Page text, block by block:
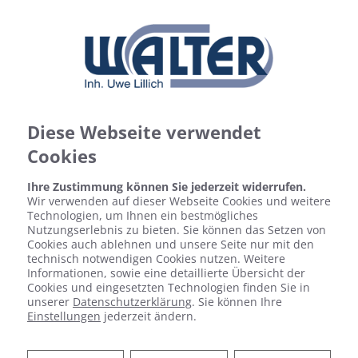
LEGIONELLEN IM
Diese Webseite verwendet
Cookies
Ihre Zustimmung können Sie jederzeit widerrufen.
Wir verwenden auf dieser Webseite Cookies und weitere
Technologien, um Ihnen ein bestmögliches
Nutzungserlebnis zu bieten. Sie können das Setzen von
Cookies auch ablehnen und unsere Seite nur mit den
technisch notwendigen Cookies nutzen. Weitere
Informationen, sowie eine detaillierte Übersicht der
Cookies und eingesetzten Technologien finden Sie in
unserer Datenschutzerklärung. Sie können Ihre
Einstellungen jederzeit ändern.